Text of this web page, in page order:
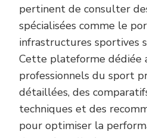
pertinent de consulter
spécialisées comme le
infrastructures sportives
Cette plateforme dédiée
professionnels du sport
détaillées, des
techniques et des
pour optimiser la